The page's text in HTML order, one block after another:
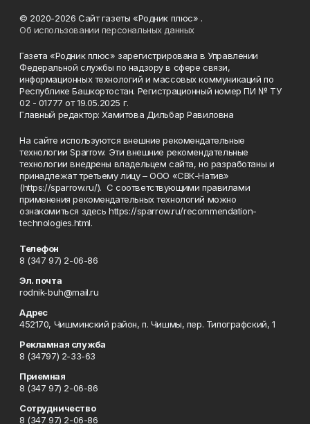
© 2020-2026 Сайт газеты «Родник плюс» .
Об использовании персональных данных
Газета «Родник плюс» зарегистрирована в Управлении
Федеральной службы по надзору в сфере связи,
информационных технологий и массовых коммуникаций по
Республике Башкортостан. Регистрационный номер ПИ № ТУ
02 - 01777 от 19.05.2025 г.
Главный редактор: Хамитова Дильбар Равиловна
На сайте используются внешние рекомендательные
технологии Sparrow. Эти внешние рекомендательные
технологии внедрены владельцем сайта, но разработаны и
принадлежат третьему лицу – ООО «СВК-Натив»
(https://sparrow.ru/). С соответствующими правилами
применения рекомендательных технологий можно
ознакомиться здесь https://sparrow.ru/recommendation-
technologies.html.
Телефон
8 (347 97) 2-06-86
Эл. почта
rodnik-buh@mail.ru
Адрес
452170, Чишминский район, п. Чишмы, пер. Типографский, 1
Рекламная служба
8 (34797) 2-33-63
Приемная
8 (347 97) 2-06-86
Сотрудничество
8 (347 97) 2-06-86